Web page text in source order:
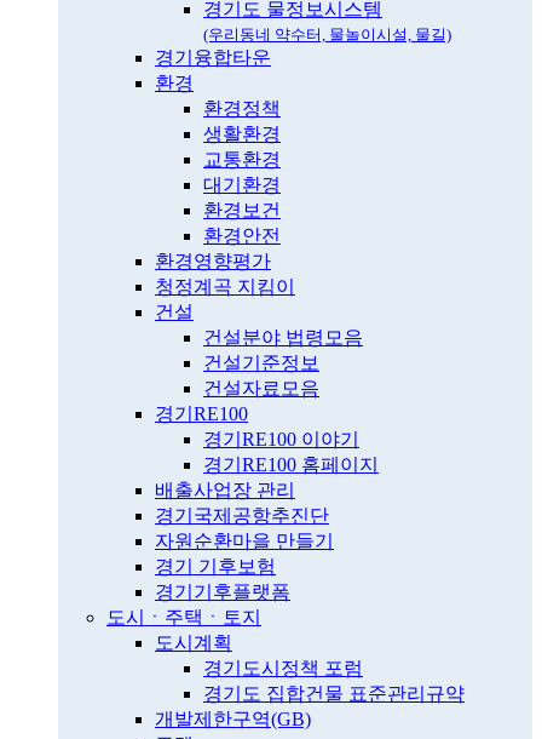
경기도 물정보시스템
(우리동네 약수터, 물놀이시설, 물길)
경기융합타운
환경
환경정책
생활환경
교통환경
대기환경
환경보건
환경안전
환경영향평가
청정계곡 지킴이
건설
건설분야 법령모음
건설기준정보
건설자료모음
경기RE100
경기RE100 이야기
경기RE100 홈페이지
배출사업장 관리
경기국제공항추진단
자원순환마을 만들기
경기 기후보험
경기기후플랫폼
도시ㆍ주택ㆍ토지
도시계획
경기도시정책 포럼
경기도 집합건물 표준관리규약
개발제한구역(GB)